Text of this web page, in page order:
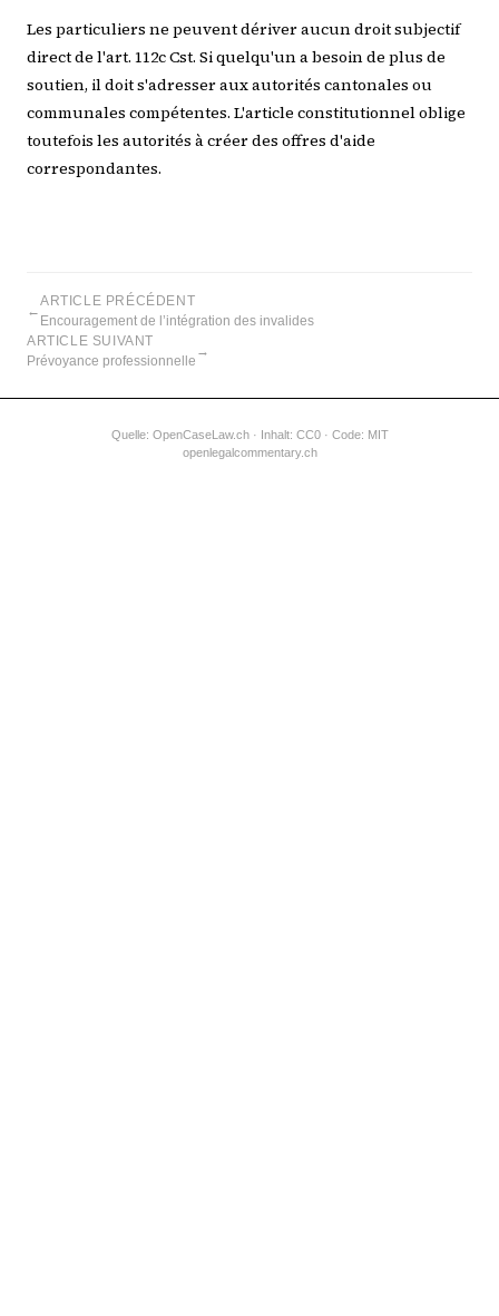
Les particuliers ne peuvent dériver aucun droit subjectif
direct de l'art. 112c Cst. Si quelqu'un a besoin de plus de
soutien, il doit s'adresser aux autorités cantonales ou
communales compétentes. L'article constitutionnel oblige
toutefois les autorités à créer des offres d'aide
correspondantes.
←
ARTICLE PRÉCÉDENT
Encouragement de l’intégration des invalides
ARTICLE SUIVANT
Prévoyance professionnelle
→
Quelle: OpenCaseLaw.ch· Inhalt: CC0 · Code: MIT
openlegalcommentary.ch